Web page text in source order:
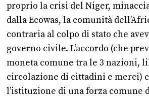
proprio la crisi del Niger,
dalla Ecowas, la comunità
contraria al colpo di stato che
governo civile. L’accordo (che
moneta comune tra le 3 nazioni,
circolazione di cittadini e merci)
l’istituzione di una forza comune